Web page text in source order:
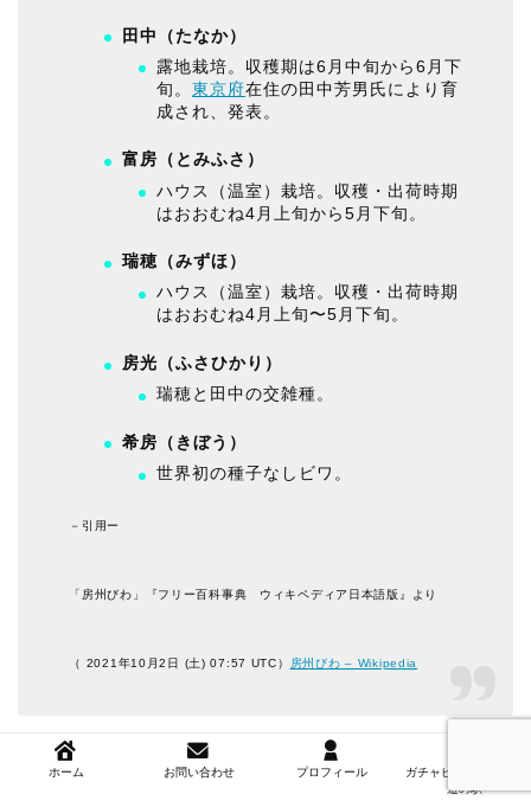
田中（たなか）
露地栽培。収穫期は6月中旬から6月下
旬。東京府在住の田中芳男氏により育
成され、発表。
富房（とみふさ）
ハウス（温室）栽培。収穫・出荷時期
はおおむね4月上旬から5月下旬。
瑞穂（みずほ）
ハウス（温室）栽培。収穫・出荷時期
はおおむね4月上旬〜5月下旬。
房光（ふさひかり）
瑞穂と田中の交雑種。
希房（きぼう）
世界初の種子なしビワ。
－引用ー
「房州びわ」『フリー百科事典 ウィキペディア日本語版』より
（ 2021年10月2日 (土) 07:57 UTC） 房州びわ – Wikipedia
レストラン＆軽食
ホーム お問い合わせ プロフィール
ガチャピンズラリー＆
道の駅